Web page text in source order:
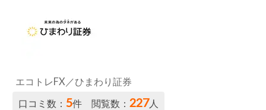
エコトレFX／ひまわり証券
口コミ数：5件 閲覧数：227人